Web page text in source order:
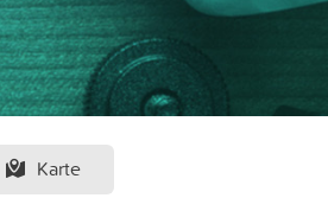
Karte